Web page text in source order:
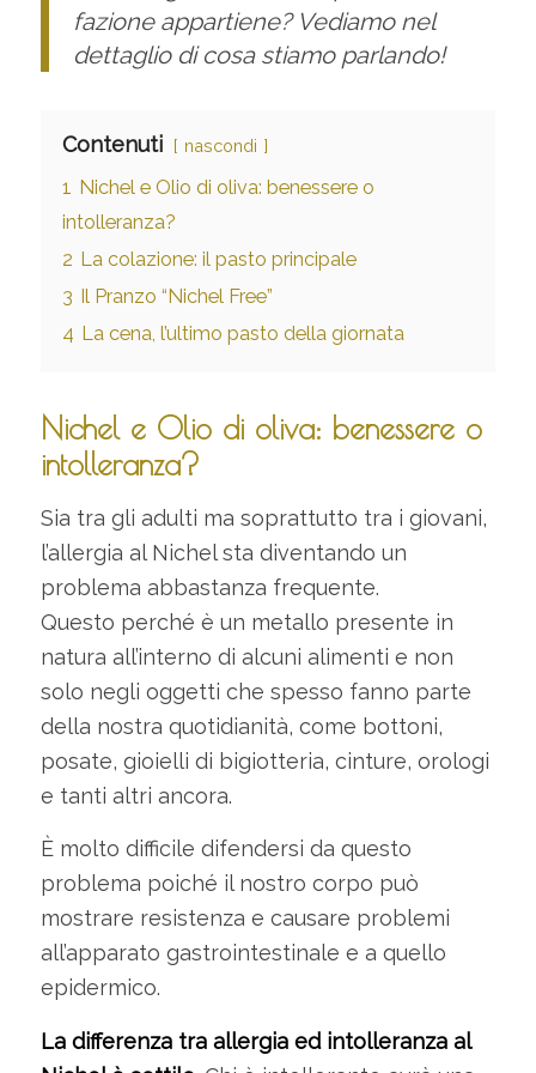
fazione appartiene? Vediamo nel
dettaglio di cosa stiamo parlando!
Contenuti nascondi
1 Nichel e Olio di oliva: benessere o
intolleranza?
2 La colazione: il pasto principale
3 Il Pranzo “Nichel Free”
4 La cena, l’ultimo pasto della giornata
Nichel e Olio di oliva: benessere o
intolleranza?
Sia tra gli adulti ma soprattutto tra i giovani,
l’allergia al Nichel sta diventando un
problema abbastanza frequente.
Questo perché è un metallo presente in
natura all’interno di alcuni alimenti e non
solo negli oggetti che spesso fanno parte
della nostra quotidianità, come bottoni,
posate, gioielli di bigiotteria, cinture, orologi
e tanti altri ancora.
È molto difficile difendersi da questo
problema poiché il nostro corpo può
mostrare resistenza e causare problemi
all’apparato gastrointestinale e a quello
epidermico.
La differenza tra allergia ed intolleranza al